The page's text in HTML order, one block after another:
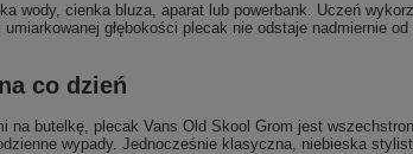
wody, cienka bluza, aparat lub powerbank. Uczeń
głębokości plecak nie odstaje nadmiernie od
co dzień
butelkę, plecak Vans Old Skool Grom jest
wypady. Jednocześnie klasyczna, niebieska